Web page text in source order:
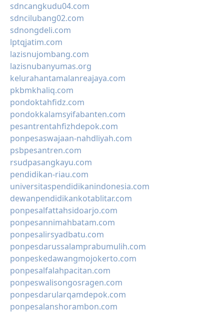
sdncangkudu04.com
sdncilubang02.com
sdnongdeli.com
lptqjatim.com
lazisnujombang.com
lazisnubanyumas.org
kelurahantamalanreajaya.com
pkbmkhaliq.com
pondoktahfidz.com
pondokkalamsyifabanten.com
pesantrentahfizhdepok.com
ponpesaswajaan-nahdliyah.com
psbpesantren.com
rsudpasangkayu.com
pendidikan-riau.com
universitaspendidikanindonesia.com
dewanpendidikankotablitar.com
ponpesalfattahsidoarjo.com
ponpesannimahbatam.com
ponpesalirsyadbatu.com
ponpesdarussalamprabumulih.com
ponpeskedawangmojokerto.com
ponpesalfalahpacitan.com
ponpeswalisongosragen.com
ponpesdarularqamdepok.com
ponpesalanshorambon.com